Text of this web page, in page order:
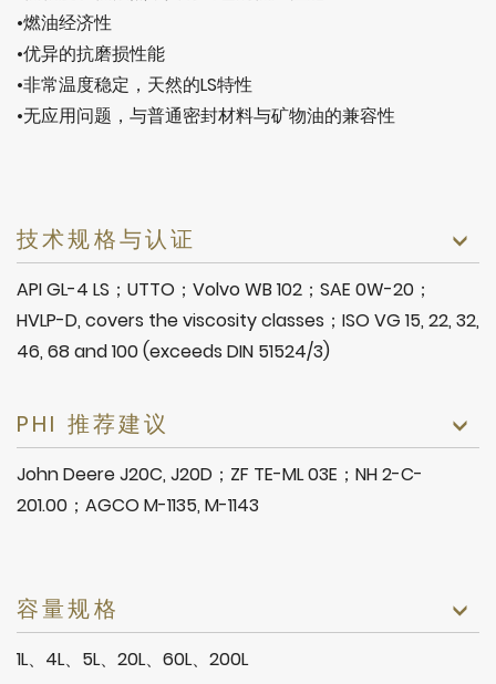
•燃油经济性
•优异的抗磨损性能
•非常温度稳定，天然的LS特性
•无应用问题，与普通密封材料与矿物油的兼容性
技术规格与认证
API GL-4 LS；UTTO；Volvo WB 102；SAE 0W-20；
HVLP-D, covers the viscosity classes；ISO VG 15, 22, 32,
46, 68 and 100 (exceeds DIN 51524/3)
PHI 推荐建议
John Deere J20C, J20D；ZF TE-ML 03E；NH 2-C-
201.00；AGCO M-1135, M-1143
容量规格
1L、4L、5L、20L、60L、200L